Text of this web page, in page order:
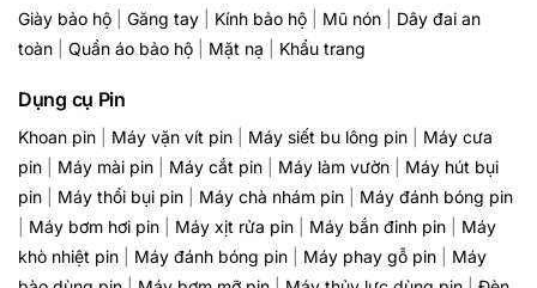
Giày bảo hộ Găng tay Kính bảo hộ Mũ nón
Dây đai an
toàn
Quần áo bảo hộ Mặt nạ Khẩu trang
Dụng cụ Pin
Khoan pin Máy vặn vít pin Máy siết bu lông pin
Máy cưa
pin
Máy mài pin Máy cắt pin Máy làm vườn
Máy hút bụi
pin
Máy thổi bụi pin Máy chà nhám pin
Máy đánh bóng pin
Máy bơm hơi pin Máy xịt rửa pin Máy bắn đinh pin
Máy
khò nhiệt pin
Máy đánh bóng pin Máy phay gỗ pin
Máy